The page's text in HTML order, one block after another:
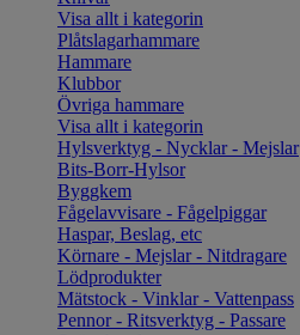
Visa allt i kategorin
Plåtslagarhammare
Hammare
Klubbor
Övriga hammare
Visa allt i kategorin
Hylsverktyg - Nycklar - Mejslar
Bits-Borr-Hylsor
Byggkem
Fågelavvisare - Fågelpiggar
Haspar, Beslag, etc
Körnare - Mejslar - Nitdragare
Lödprodukter
Mätstock - Vinklar - Vattenpass
Pennor - Ritsverktyg - Passare